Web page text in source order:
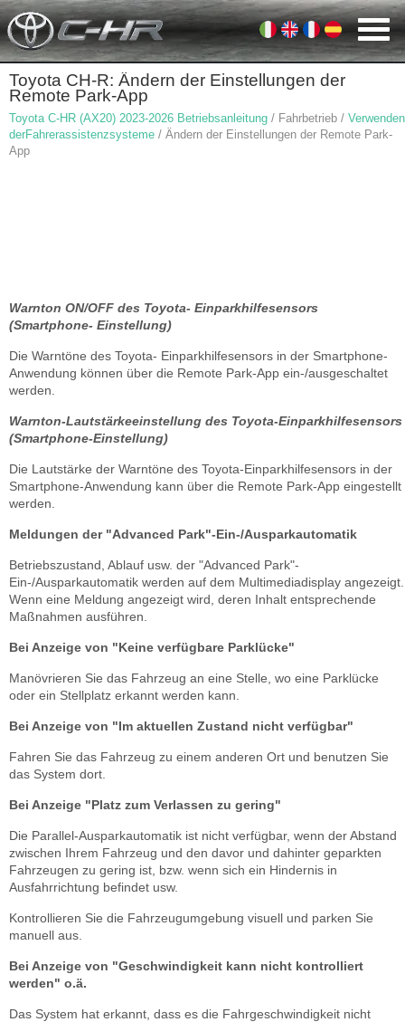
Toyota CH-R: Ändern der Einstellungen der
Remote Park-App
Toyota C-HR (AX20) 2023-2026 Betriebsanleitung / Fahrbetrieb / Verwenden
derFahrerassistenzsysteme / Ändern der Einstellungen der Remote Park-
App
Warnton ON/OFF des Toyota- Einparkhilfesensors
(Smartphone- Einstellung)
Die Warntöne des Toyota- Einparkhilfesensors in der Smartphone-
Anwendung können über die Remote Park-App ein-/ausgeschaltet
werden.
Warnton-Lautstärkeeinstellung des Toyota-Einparkhilfesensors
(Smartphone-Einstellung)
Die Lautstärke der Warntöne des Toyota-Einparkhilfesensors in der
Smartphone-Anwendung kann über die Remote Park-App eingestellt
werden.
Meldungen der "Advanced Park"-Ein-/Ausparkautomatik
Betriebszustand, Ablauf usw. der "Advanced Park"-
Ein-/Ausparkautomatik werden auf dem Multimediadisplay angezeigt.
Wenn eine Meldung angezeigt wird, deren Inhalt entsprechende
Maßnahmen ausführen.
Bei Anzeige von "Keine verfügbare Parklücke"
Manövrieren Sie das Fahrzeug an eine Stelle, wo eine Parklücke
oder ein Stellplatz erkannt werden kann.
Bei Anzeige von "Im aktuellen Zustand nicht verfügbar"
Fahren Sie das Fahrzeug zu einem anderen Ort und benutzen Sie
das System dort.
Bei Anzeige "Platz zum Verlassen zu gering"
Die Parallel-Ausparkautomatik ist nicht verfügbar, wenn der Abstand
zwischen Ihrem Fahrzeug und den davor und dahinter geparkten
Fahrzeugen zu gering ist, bzw. wenn sich ein Hindernis in
Ausfahrrichtung befindet usw.
Kontrollieren Sie die Fahrzeugumgebung visuell und parken Sie
manuell aus.
Bei Anzeige von "Geschwindigkeit kann nicht kontrolliert
werden" o.ä.
Das System hat erkannt, dass es die Fahrgeschwindigkeit nicht